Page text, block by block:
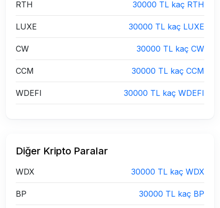
RTH 30000 TL kaç RTH
LUXE 30000 TL kaç LUXE
CW 30000 TL kaç CW
CCM 30000 TL kaç CCM
WDEFI 30000 TL kaç WDEFI
Diğer Kripto Paralar
WDX 30000 TL kaç WDX
BP 30000 TL kaç BP